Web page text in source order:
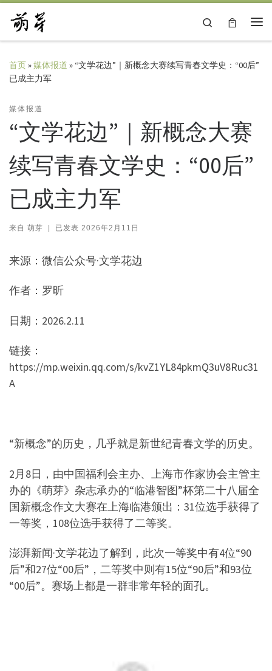
Skip to content
Search
首页»媒体报道 » “文学花边”｜新概念大赛续写青春文学史：“00后”
已成主力军
媒体报道
“文学花边”｜新概念大赛
续写青春文学史：“00后”
已成主力军
来自 萌芽 | 已发表 2026年2月11日
来源：微信公众号·文学花边
作者：罗昕
日期：2026.2.11
链接：
https://mp.weixin.qq.com/s/kvZ1YL84pkmQ3uV8Ruc31
A
“新概念”的历史，几乎就是新世纪青春文学的历史。
2月8日，由中国福利会主办、上海市作家协会主管主
办的《萌芽》杂志承办的“临港智图”杯第二十八届全
国新概念作文大赛在上海临港颁出：31位选手获得了
一等奖，108位选手获得了二等奖。
澎湃新闻·文学花边了解到，此次一等奖中有4位“90
后”和27位“00后”，二等奖中则有15位“90后”和93位
“00后”。赛场上都是一群非常年轻的面孔。